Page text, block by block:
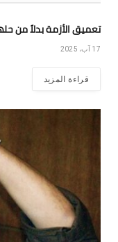
تعميق الأزمة بدلاً من
17 آب، 2025
قراءة المزيد